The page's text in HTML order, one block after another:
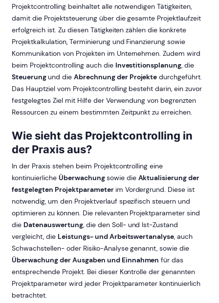
Projektcontrolling beinhaltet alle notwendigen Tätigkeiten,
damit die Projektsteuerung über die gesamte Projektlaufzeit
erfolgreich ist. Zu diesen Tätigkeiten zählen die konkrete
Projektkalkulation, Terminierung und Finanzierung sowie
Kommunikation von Projekten im Unternehmen. Zudem wird
beim Projektcontrolling auch die Investitionsplanung, die
Steuerungund die Abrechnung der Projekte durchgeführt.
Das Hauptziel vom Projektcontrolling besteht darin, ein zuvor
festgelegtes Ziel mit Hilfe der Verwendung von begrenzten
Ressourcen zu einem bestimmten Zeitpunkt zu erreichen.
Wie sieht das Projektcontrolling in
der Praxis aus?
In der Praxis stehen beim Projektcontrolling eine
kontinuierliche Überwachungsowie die Aktualisierung der
festgelegten Projektparameter im Vordergrund. Diese ist
notwendig, um den Projektverlauf spezifisch steuern und
optimieren zu können. Die relevanten Projektparameter sind
die Datenauswertung, die den Soll- und Ist-Zustand
vergleicht, die Leistungs- und Arbeitswertanalyse, auch
Schwachstellen- oder Risiko-Analyse genannt, sowie die
Überwachung der Ausgaben und Einnahmen für das
entsprechende Projekt. Bei dieser Kontrolle der genannten
Projektparameter wird jeder Projektparameter kontinuierlich
betrachtet.